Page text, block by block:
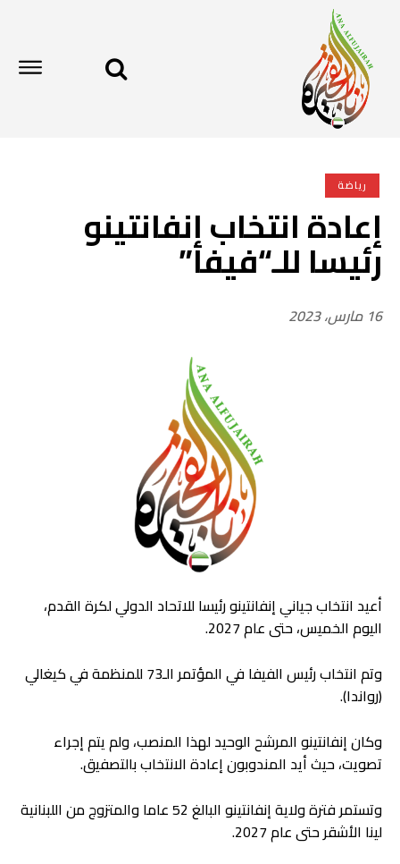
رياضة
إعادة انتخاب إنفانتينو
رئيسا للـ“فيفا”
16 مارس، 2023
أعيد انتخاب جياني إنفانتينو رئيسا للاتحاد الدولي لكرة القدم،
اليوم الخميس، حتى عام 2027.
وتم انتخاب رئيس الفيفا في المؤتمر الـ73 للمنظمة في كيغالي
(رواندا).
وكان إنفانتينو المرشح الوحيد لهذا المنصب، ولم يتم إجراء
تصويت، حيث أيد المندوبون إعادة الانتخاب بالتصفيق.
وتستمر فترة ولاية إنفانتينو البالغ 52 عاما والمتزوج من اللبنانية
لينا الأشقر حتى عام 2027.